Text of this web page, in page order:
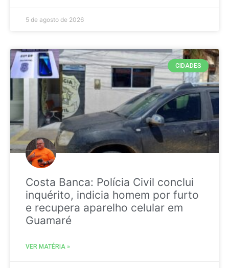
5 de agosto de 2026
CIDADES
Costa Banca: Polícia Civil conclui
inquérito, indicia homem por furto
e recupera aparelho celular em
Guamaré
VER MATÉRIA »